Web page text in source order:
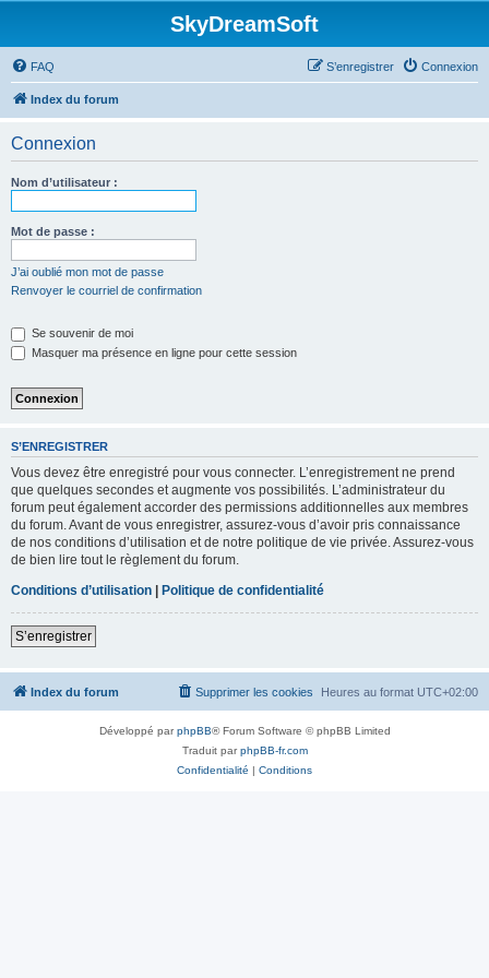
SkyDreamSoft
FAQ Connexion
S’enregistrer
Index du forum
Connexion
Nom d’utilisateur :
Mot de passe :
J’ai oublié mon mot de passe
Renvoyer le courriel de confirmation
Se souvenir de moi
Masquer ma présence en ligne pour cette session
S’ENREGISTRER
Vous devez être enregistré pour vous connecter. L’enregistrement ne prend
que quelques secondes et augmente vos possibilités. L’administrateur du
forum peut également accorder des permissions additionnelles aux membres
du forum. Avant de vous enregistrer, assurez-vous d’avoir pris connaissance
de nos conditions d’utilisation et de notre politique de vie privée. Assurez-vous
de bien lire tout le règlement du forum.
Conditions d’utilisation | Politique de confidentialité
S’enregistrer
Index du forum Heures au format UTC+02:00
Supprimer les cookies
Développé parphpBB® Forum Software © phpBB Limited
Traduit parphpBB-fr.com
Confidentialité | Conditions